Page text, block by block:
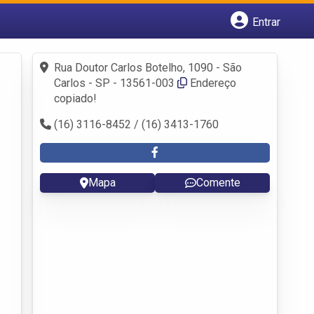
Entrar
Fazer login
Criar conta
Rua Doutor Carlos Botelho, 1090 - São
Carlos - SP - 13561-003
Endereço
copiado!
(16) 3116-8452 / (16) 3413-1760
Mapa Comente